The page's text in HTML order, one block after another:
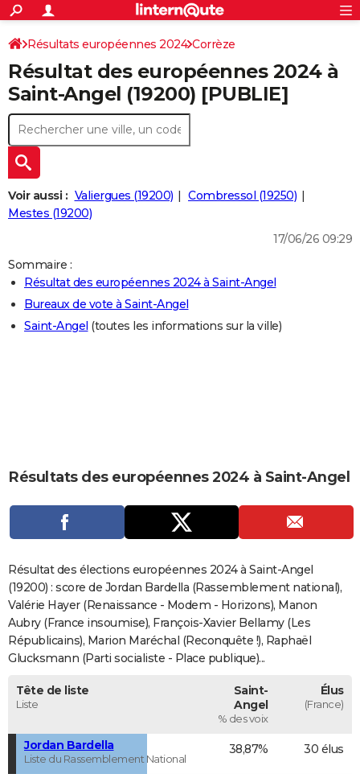
ACTUALITÉS
Politique
Société
Faits Divers
Education
Monde
Villes
+
SPORT
Coupe du monde 2026
Football
Tennis
Cyclisme
Rugby
Forum
CULTURE
Programme TV
TNT
Streaming
Cinéma
Sorties cinéma
Musique
+
FINANCE
Retraite
Impôts
Epargne
Immobilier
Risques naturels par ville
Banque
Assurance
Crédit
AUTO
Essais
Réserver un essai
Citadines
Berlines
SUV
Forum auto
+
HIGH-TECH
Mobiles
Meilleur smartphone
Internet
Ordinateurs
Jeux vidéo
Guide high-tech
+
BRICOLAGE
Guides de France
Escapades
Patrimoine
Expositions
Musées
Week-end nature
LIFESTYLE
Art de vivre
Bien-être
Loisirs
Mode
Modes de vie
CARTE DE VOEUX
Carte de Noël
Carte Bonne année
Carte Saint-Valentin
Carte Pâques
Carte d'anniversaire
DICTIONNAIRE
Dictionnaire
Biographies
Citations
Expressions
Proverbes
PROGRAMME TV
COPAINS D'AVANT
S'inscrire
Se connecter
Lycées
Collèges
Primaires
Universités
Entreprises
Service militaire
Avis de recherche
AVIS DE DÉCÈS
FORUM
S'inscrire
Connexion
Résultats européennes 2024 Corrèze
Résultat des européennes 2024 à
Saint-Angel (19200) [PUBLIE]
Voir aussi : Valiergues (19200)
Combressol (19250)
Mestes (19200)
17/06/26 09:29
Sommaire :
Résultat des européennes 2024 à Saint-Angel
Bureaux de vote à Saint-Angel
Saint-Angel (toutes les informations sur la ville)
Résultats des européennes 2024 à Saint-Angel
Résultat des élections européennes 2024 à Saint-Angel
(19200) : score de Jordan Bardella (Rassemblement national),
Valérie Hayer (Renaissance - Modem - Horizons), Manon
Aubry (France insoumise), François-Xavier Bellamy (Les
Républicains), Marion Maréchal (Reconquête !), Raphaël
Glucksmann (Parti socialiste - Place publique)...
Tête de liste
Liste
Saint-
Angel
% des voix
Élus
(France)
Jordan Bardella
Liste du Rassemblement National
38,87% 30 élus